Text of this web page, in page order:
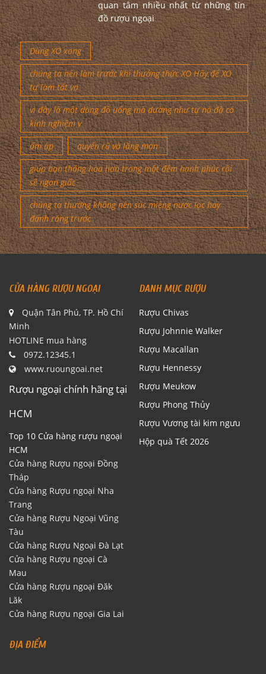
quan tâm nhiều nhất từ những tín
đồ rượu ngoại
Dùng XO xong
chúng ta nên làm trước khi thưởng thức XO Hãy để XO
tự làm tốt va
vì đây là một dòng đồ uống mà dường như tự nó đã có
kinh nghiệm v
ấm áp
quyến rũ và lãng mạn
giúp bạn thăng hoa hơn trong một đêm hạnh phúc rồi
sẽ ngon giấc
chúng ta thường không nên súc miệng nước lọc hay
đánh răng trước
CỬA HÀNG RƯỢU NGOẠI
Quận Tân Phú, TP. Hồ Chí
Minh
HOTLINE mua hàng
0972.12345.1
www.ruoungoai.net
Rượu ngoại chính hãng tại
HCM
Top 10 Cửa hàng rượu ngoại
HCM
Cửa hàng Rượu ngoại Đồng
Tháp
Cửa hàng Rượu ngoại Nha
Trang
Cửa hàng Rượu Ngoại Vũng
Tàu
Cửa hàng Rượu Ngoại Đà Lạt
Cửa hàng Rượu ngoại Cà
Mau
Cửa hàng Rượu ngoại Đăk
Lăk
Cửa hàng Rượu ngoại Gia Lai
DANH MỤC RƯỢU
Rượu Chivas
Rượu Johnnie Walker
Rượu Macallan
Rượu Hennessy
Rượu Meukow
Rượu Phong Thủy
Rượu Vương tài kim ngưu
Hộp quà Tết 2026
ĐỊA ĐIỂM